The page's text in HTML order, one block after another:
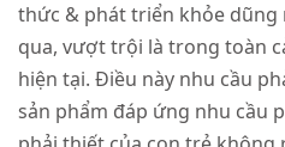
thức & phát triển khỏe
qua, vượt trội là trong toàn
hiện tại. Điều này nhu cầu
sản phẩm đáp ứng nhu cầu